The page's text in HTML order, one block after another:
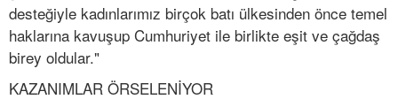
desteğiyle kadınlarımız birçok batı ülkesinden önce temel
haklarına kavuşup Cumhuriyet ile birlikte eşit ve çağdaş
birey oldular."
KAZANIMLAR ÖRSELENİYOR